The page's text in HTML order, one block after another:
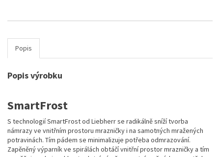
Popis
Popis výrobku
SmartFrost
S technologií SmartFrost od Liebherr se radikálně sníží tvorba
námrazy ve vnitřním prostoru mrazničky i na samotných mražených
potravinách. Tím pádem se minimalizuje potřeba odmrazování.
Zapěněný výparník ve spirálách obtáčí vnitřní prostor mrazničky a tím